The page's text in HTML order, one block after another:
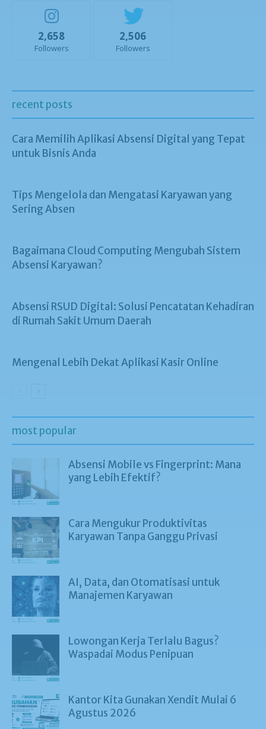
2,658
Followers
2,506
Followers
recent posts
Cara Memilih Aplikasi Absensi Digital yang Tepat
untuk Bisnis Anda
Tips Mengelola dan Mengatasi Karyawan yang
Sering Absen
Bagaimana Cloud Computing Mengubah Sistem
Absensi Karyawan?
Absensi RSUD Digital: Solusi Pencatatan Kehadiran
di Rumah Sakit Umum Daerah
Mengenal Lebih Dekat Aplikasi Kasir Online
most popular
Absensi Mobile vs Fingerprint: Mana
yang Lebih Efektif?
Cara Mengukur Produktivitas
Karyawan Tanpa Ganggu Privasi
AI, Data, dan Otomatisasi untuk
Manajemen Karyawan
Lowongan Kerja Terlalu Bagus?
Waspadai Modus Penipuan
Kantor Kita Gunakan Xendit Mulai 6
Agustus 2026